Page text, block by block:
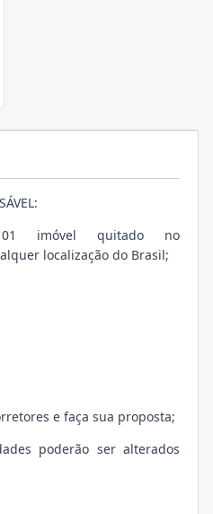
imóvel quitado no
localização do Brasil;
e faça sua proposta;
poderão ser alterados